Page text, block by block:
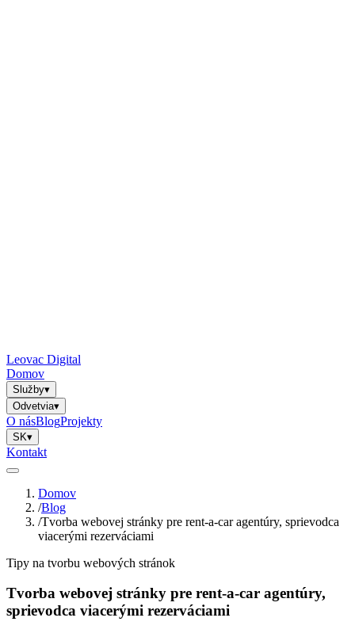
Leovac Digital
Domov
Služby▾
Odvetvia▾
O násBlogProjekty
SK▾
Kontakt
Domov
/Blog
/Tvorba webovej stránky pre rent-a-car agentúry, sprievodca
viacerými rezerváciami
Tipy na tvorbu webových stránok
Tvorba webovej stránky pre rent-a-car agentúry,
sprievodca viacerými rezerváciami